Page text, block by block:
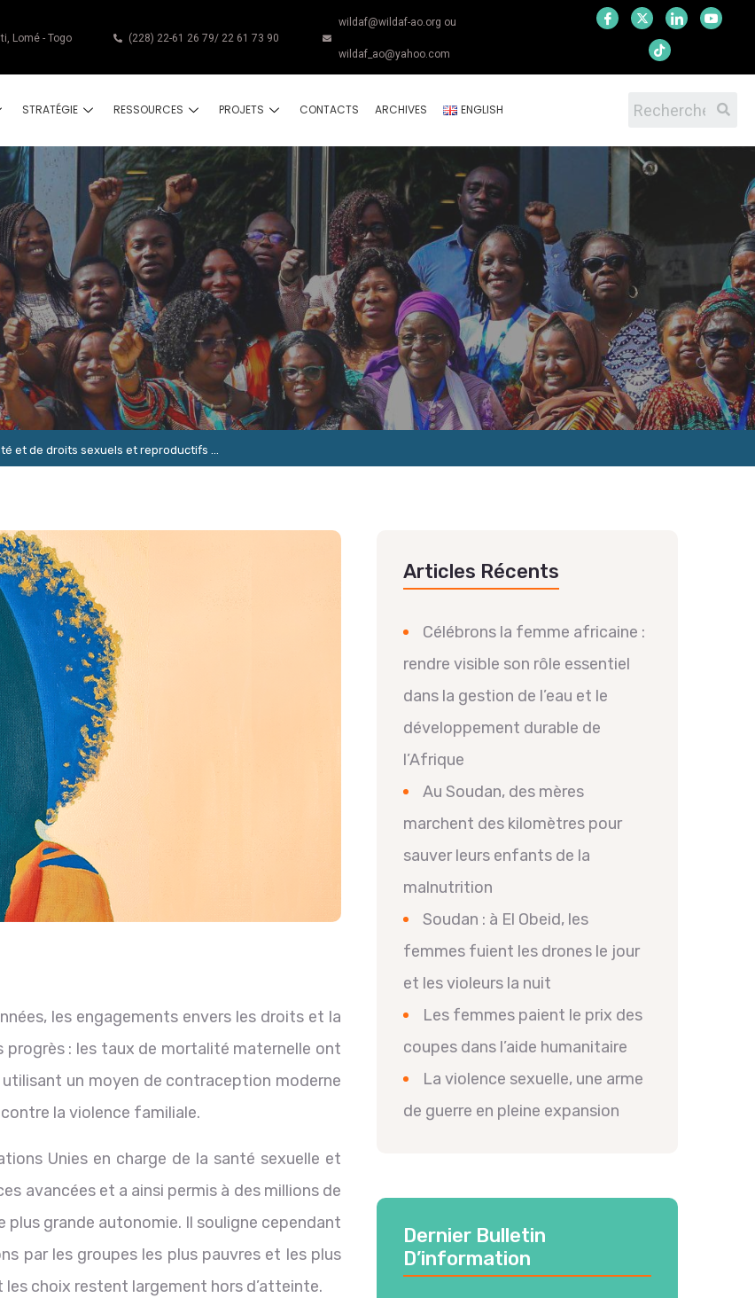
Lomé - Togo (228) 22-61 26 79/ 22 61 73 90
wildaf@wildaf-ao.org ou
wildaf_ao@yahoo.com
STRATÉGIE RESSOURCES PROJETS CONTACTS ARCHIVES ENGLISH
et de droits sexuels et reproductifs ...
les engagements envers les droits et la
: les taux de mortalité maternelle ont
un moyen de contraception moderne
la violence familiale.
Unies en charge de la santé sexuelle et
avancées et a ainsi permis à des millions de
plus grande autonomie. Il souligne cependant
par les groupes les plus pauvres et les plus
choix restent largement hors d’atteinte.
Articles Récents
Célébrons la femme africaine :
rendre visible son rôle essentiel
dans la gestion de l’eau et le
développement durable de
l’Afrique
Au Soudan, des mères
marchent des kilomètres pour
sauver leurs enfants de la
malnutrition
Soudan : à El Obeid, les
femmes fuient les drones le jour
et les violeurs la nuit
Les femmes paient le prix des
coupes dans l’aide humanitaire
La violence sexuelle, une arme
de guerre en pleine expansion
Dernier Bulletin
D’information